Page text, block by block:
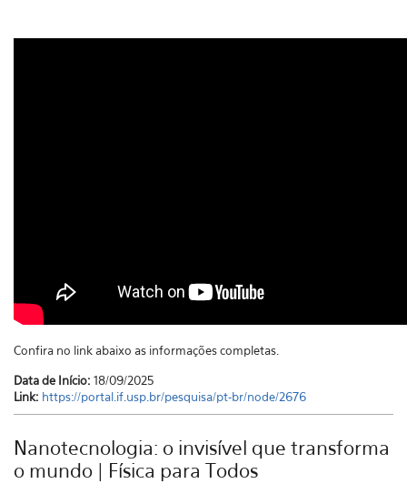
Confira no link abaixo as informações completas.
Data de Início: 18/09/2025
Link: https://portal.if.usp.br/pesquisa/pt-br/node/2676
Nanotecnologia: o invisível que transforma
o mundo | Física para Todos